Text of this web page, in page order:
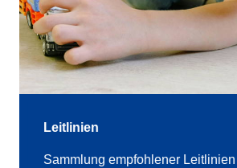
Leitlinien
Sammlung empfohlener Leitlinien